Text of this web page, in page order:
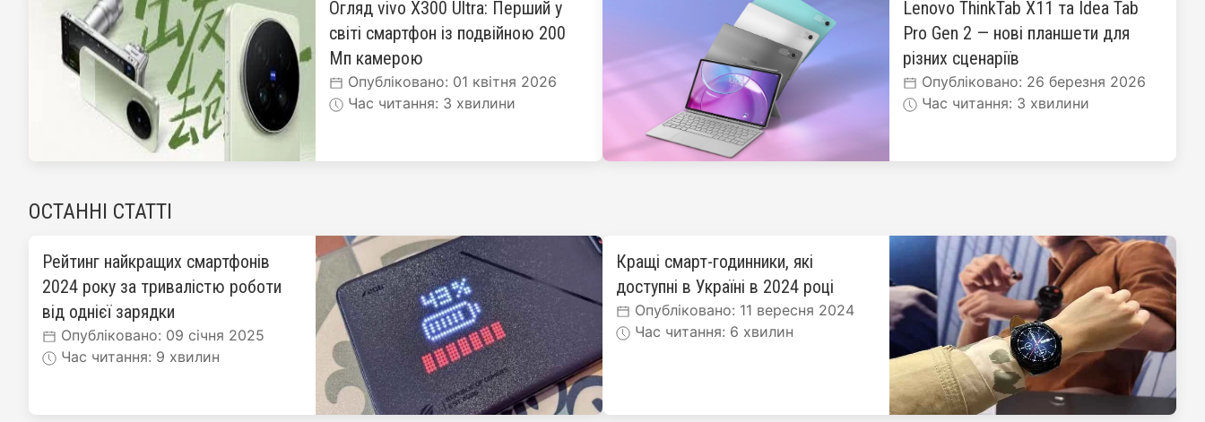
Огляд vivo X300 Ultra: Перший у
світі смартфон із подвійною 200
Мп камерою
Опубліковано: 01 квітня 2026
Час читання: 3 хвилини
Lenovo ThinkTab X11 та Idea Tab
Pro Gen 2 — нові планшети для
різних сценаріїв
Опубліковано: 26 березня 2026
Час читання: 3 хвилини
ОСТАННІ СТАТТІ
Рейтинг найкращих смартфонів
2024 року за тривалістю роботи
від однієї зарядки
Опубліковано: 09 січня 2025
Час читання: 9 хвилин
Кращі смарт-годинники, які
доступні в Україні в 2024 році
Опубліковано: 11 вересня 2024
Час читання: 6 хвилин